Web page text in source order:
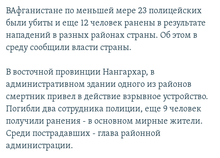
Вернутся
поиску
КЫРГЫЗЧА
ЎЗБЕКЧА
ТОҶИКӢ
Все сайты РСЕ/РС
ВАфганистане по меньшей мере 23 полицейских
были убиты и еще 12 человек ранены в результате
нападений в разных районах страны. Об этом в
среду сообщили власти страны.
В восточной провинции Нангархар, в
административном здании одного из районов
смертник привел в действие взрывное устройство.
Погибли два сотрудника полиции, еще 9 человек
получили ранения - в основном мирные жители.
Среди пострадавших - глава районной
администрации.